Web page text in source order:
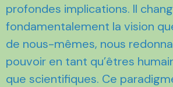
profondes implications. Il
fondamentalement la vision
de nous-mêmes, nous
pouvoir en tant qu’êtres
que scientifiques. Ce